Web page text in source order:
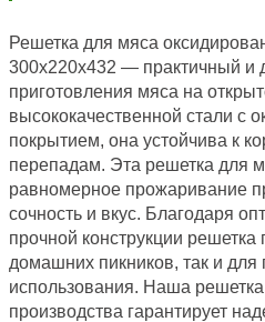
Решетка для мяса
300х220х432 — практичный и
приготовления мяса на
высококачественной стали с
покрытием, она устойчива к
перепадам. Эта решетка для
равномерное прожаривание
сочность и вкус. Благодаря
прочной конструкции решетка
домашних пикников, так и
использования. Наша решетка
производства гарантирует